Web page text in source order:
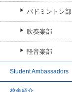
バドミントン部
吹奏楽部
軽音楽部
Student Ambassadors